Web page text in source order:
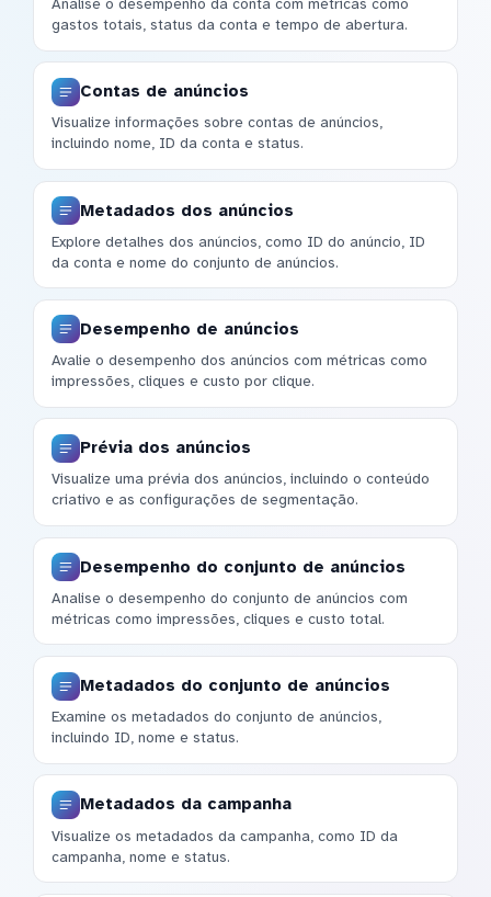
Analise o desempenho da conta com métricas como
gastos totais, status da conta e tempo de abertura.
Contas de anúncios
Visualize informações sobre contas de anúncios,
incluindo nome, ID da conta e status.
Metadados dos anúncios
Explore detalhes dos anúncios, como ID do anúncio, ID
da conta e nome do conjunto de anúncios.
Desempenho de anúncios
Avalie o desempenho dos anúncios com métricas como
impressões, cliques e custo por clique.
Prévia dos anúncios
Visualize uma prévia dos anúncios, incluindo o conteúdo
criativo e as configurações de segmentação.
Desempenho do conjunto de anúncios
Analise o desempenho do conjunto de anúncios com
métricas como impressões, cliques e custo total.
Metadados do conjunto de anúncios
Examine os metadados do conjunto de anúncios,
incluindo ID, nome e status.
Metadados da campanha
Visualize os metadados da campanha, como ID da
campanha, nome e status.